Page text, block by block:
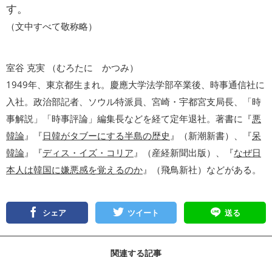
す。
（文中すべて敬称略）
室谷 克実 （むろたに かつみ）
1949年、東京都生まれ。慶應大学法学部卒業後、時事通信社に
入社。政治部記者、ソウル特派員、宮崎・宇都宮支局長、「時
事解説」「時事評論」編集長などを経て定年退社。著書に『悪
韓論』『日韓がタブーにする半島の歴史 』（新潮新書）、『呆
韓論』『ディス・イズ・コリア』（産経新聞出版）、『なぜ日
本人は韓国に嫌悪感を覚えるのか』（飛鳥新社）などがある。
シェア ツイート 送る
関連する記事